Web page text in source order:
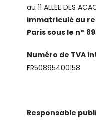
au 11 ALLEE DES
immatriculé au
Paris sous le n°
Numéro de TVA
FR50895400158
Responsable